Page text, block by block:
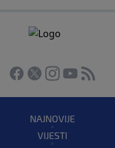
NAJNOVIJE
VIJESTI